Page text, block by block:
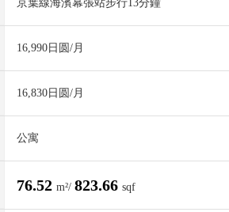
京葉線海濱幕張站步行13分鐘
16,990日圆/月
16,830日圆/月
公寓
76.52 m²/ 823.66 sqf